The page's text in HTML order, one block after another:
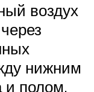
воздух
нижним
и полом.